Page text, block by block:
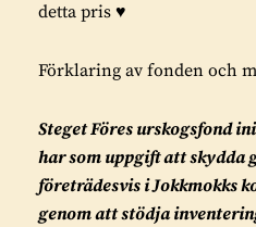
detta pris ♥️
Förklaring av fonden och
Steget Föres urskogsfond
har som uppgift att skydda
företrädesvis i Jokkmokks
genom att stödja